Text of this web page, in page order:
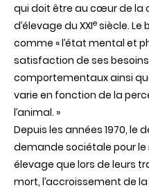
qui doit être au cœur de la
d’élevage du XXIe siècle. Le
comme « l’état mental et
satisfaction de ses
comportementaux ainsi
varie en fonction de la
l’animal. »
Depuis les années 1970, le
demande sociétale pour
élevage que lors de leurs
mort, l’accroissement de